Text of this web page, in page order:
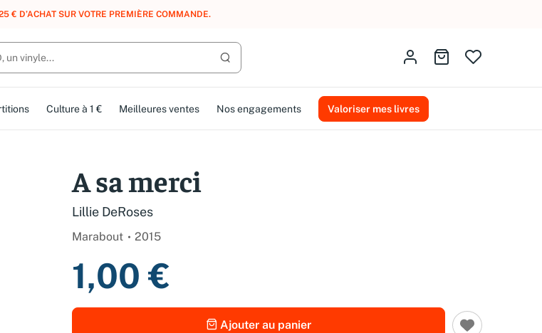
:REJOIGNEZ GRATUITEMENT LE CLUB AMMAREAL.
Lancer la recherche
Identifiez-vousAller au panier
Culture à 1 € Meilleures ventes Nos engagements Valoriser mes livres
A sa merci
Lillie DeRoses
Marabout 2015
1,00 €
Ajouter au panier